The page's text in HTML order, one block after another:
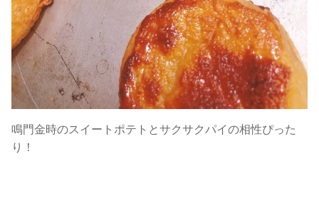
鳴門金時のスイートポテトとサクサクパイの相性ぴった
り！